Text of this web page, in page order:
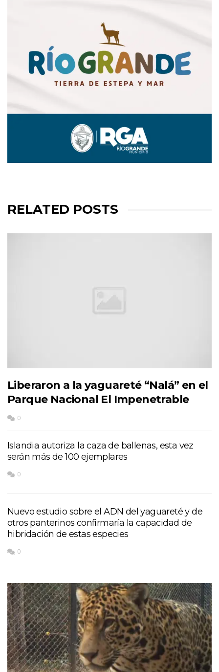
RELATED POSTS
Liberaron a la yaguareté “Nalá” en el
Parque Nacional El Impenetrable
0
Islandia autoriza la caza de ballenas, esta vez
serán más de 100 ejemplares
0
Nuevo estudio sobre el ADN del yaguareté y de
otros panterinos confirmaría la capacidad de
hibridación de estas especies
0